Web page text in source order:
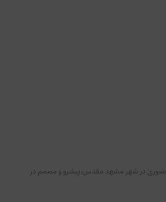
حضوری در شهر مشهد مقدس،پیشرو و مصمم در